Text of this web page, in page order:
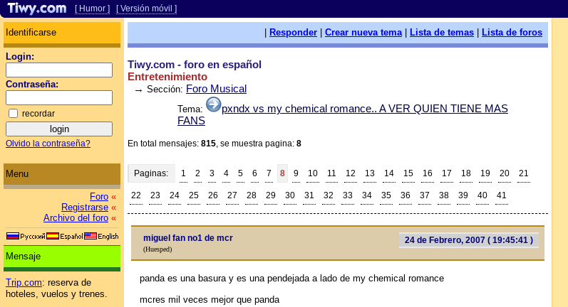
[ Humor ] [ Versión móvil ]
Identificarse
Login:
Contraseña:
recordar
Olvido la contraseña?
Menu
Foro «
Registrarse «
Archivo del foro «
Mensaje
Trip.com: reserva de
hoteles, vuelos y trenes.
Responder Crear nueva tema| Lista de temas Lista de foros
Tiwy.com - foro en español
Entretenimiento
→ Sección: Foro Musical
Tema:
pxndx vs my chemical romance.. A VER QUIEN TIENE MAS
FANS
En total mensajes: 815, se muestra pagina: 8
Paginas: 1 2 3 4 5 6 7 8 9 10 11 12 13 14 15 16 17 18 19 20 21
22 23 24 25 26 27 28 29 30 31 32 33 34 35 36 37 38 39 40 41
24 de Febrero, 2007 ( 19:45:41 )
miguel fan no1 de mcr
(Huesped)
panda es una basura y es una pendejada a lado de my chemical romance
mcres mil veces mejor que panda